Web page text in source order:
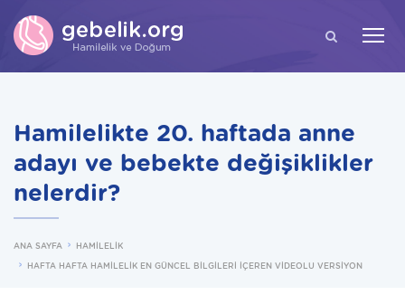
ARA
Hamilelikte 20. haftada anne
adayı ve bebekte değişiklikler
nelerdir?
ANA SAYFA
HAMİLELİK
HAFTA HAFTA HAMİLELİK EN GÜNCEL BİLGİLERİ İÇEREN VİDEOLU VERSİYON